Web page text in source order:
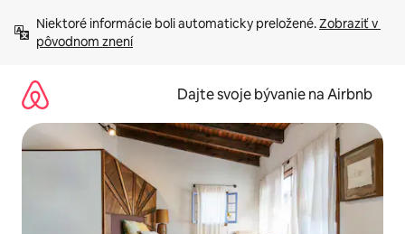
obsah.
Niektoré informácie boli automaticky preložené. Zobraziť v
pôvodnom znení
Dajte svoje bývanie na Airbnb